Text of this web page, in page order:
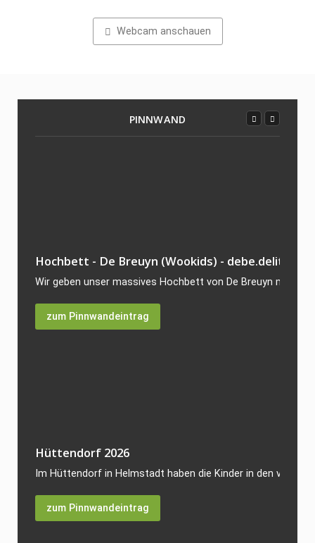
Webcam anschauen
PINNWAND
Hochbett - De Breuyn (Wookids) - debe.delite
Wir geben unser massives Hochbett von De Breuyn mit
zum Pinnwandeintrag
Hüttendorf 2026
Im Hüttendorf in Helmstadt haben die Kinder in den
zum Pinnwandeintrag